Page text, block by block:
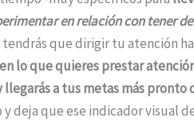
en relación con tener
tendrás que dirigir tu atención
lo que quieres prestar atención
llegarás a tus metas más
deja que ese indicador visual